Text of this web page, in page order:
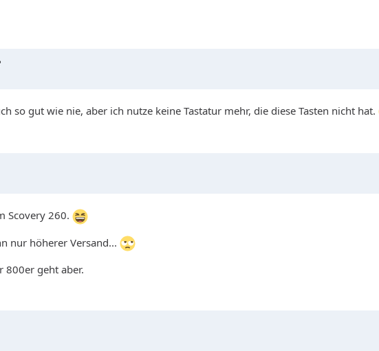
so gut wie nie, aber ich nutze keine Tastatur mehr, die diese Tasten nicht hat.
Scovery 260.
nur höherer Versand...
800er geht aber.